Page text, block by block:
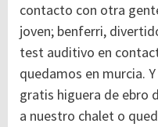
contacto con otra
joven; benferri,
test auditivo en
quedamos en murcia.
gratis higuera de ebro
a nuestro chalet o